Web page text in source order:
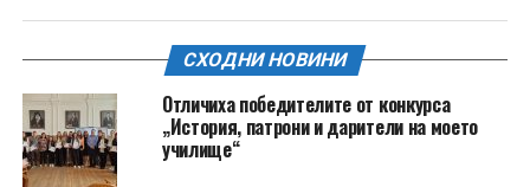
СХОДНИ НОВИНИ
Отличиха победителите от конкурса
„История, патрони и дарители на моето
училище“